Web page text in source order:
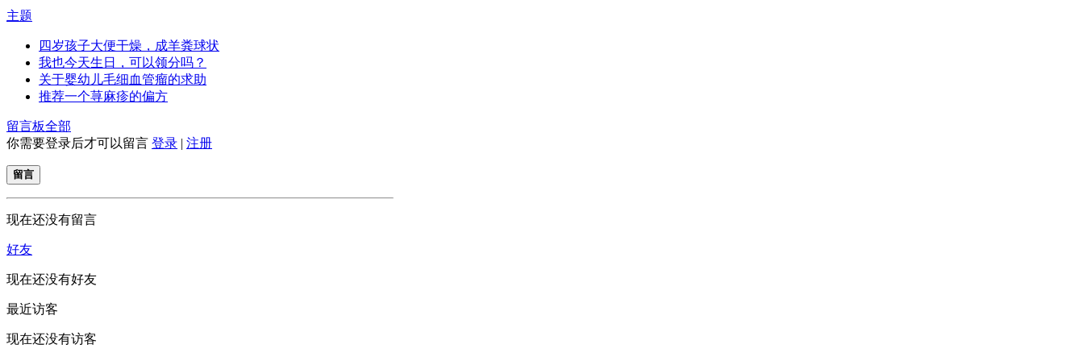
主题
四岁孩子大便干燥，成羊粪球状
我也今天生日，可以领分吗？
关于婴幼儿毛细血管瘤的求助
推荐一个荨麻疹的偏方
留言板全部
你需要登录后才可以留言 登录 | 注册
留言
现在还没有留言
好友
现在还没有好友
最近访客
现在还没有访客